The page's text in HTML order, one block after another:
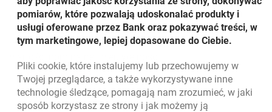
krajowych, a dodatkowo przejmuje ryzyko niedokonania
przez nich spłaty. Dla zgłoszonych przez klienta
kontrahentów bank ustala indywidualne limity, do
wysokości których przejmuje ryzyko, nawet do 100%
Powrót do listy
pomiarów, które pozwalają udoskonalać produkty i
usługi oferowane przez Bank oraz pokazywać treści, w
tym marketingowe, lepiej dopasowane do Ciebie.
Pliki cookie, które instalujemy lub przechowujemy w
Twojej przeglądarce, a także wykorzystywane inne
technologie śledzące, pomagają nam zrozumieć, w jaki
sposób korzystasz ze strony i jak możemy ją